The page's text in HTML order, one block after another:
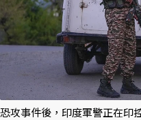
恐攻事件後，印度軍警正在印